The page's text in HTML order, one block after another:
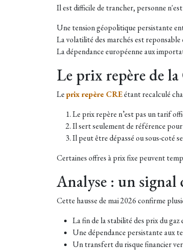
Il est difficile de trancher, personne
Une tension géopolitique persistante
La volatilité des marchés est reponsable
La dépendance européenne aux
Le prix repère de
Leprix repère CREétant recalculé
Le prix repère n’est pas un tarif
Il sert seulement de référence
Il peut être dépassé ou sous-coté
Certaines offres à prix fixe peuvent
Analyse : un signal
Cette hausse de mai 2026 confirme
La fin de la stabilité des prix du gaz
Une dépendance persistante aux
Un transfert du risque financier